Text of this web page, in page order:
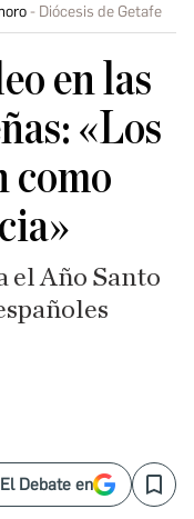
Diócesis de Getafe
en las
«Los
como
el Año Santo
Debate en Save